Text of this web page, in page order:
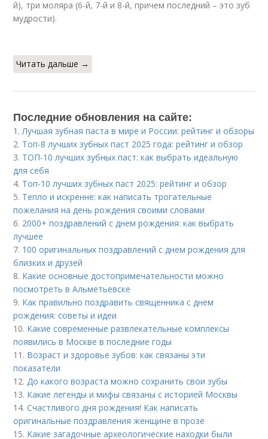
й), три моляра (6-й, 7-й и 8-й, причем последний – это зуб
мудрости).
Читать дальше →
Последние обновления на сайте:
1.Лучшая зубная паста в мире и России: рейтинг и обзоры
2. Топ-8 лучших зубных паст 2025 года: рейтинг и обзор
3. ТОП-10 лучших зубных паст: как выбрать идеальную
для себя
4. Топ-10 лучших зубных паст 2025: рейтинг и обзор
5. Тепло и искренне: как написать трогательные
пожелания на день рождения своими словами
6. 2000+ поздравлений с днем рождения: как выбрать
лучшее
7. 100 оригинальных поздравлений с днем рождения для
близких и друзей
8. Какие основные достопримечательности можно
посмотреть в Альметьевске
9. Как правильно поздравить священника с днем
рождения: советы и идеи
10. Какие современные развлекательные комплексы
появились в Москве в последние годы
11. Возраст и здоровье зубов: как связаны эти
показатели
12.До какого возраста можно сохранить свои зубы
13. Какие легенды и мифы связаны с историей Москвы
14.Счастливого дня рождения! Как написать
оригинальные поздравления женщине в прозе
15. Какие загадочные археологические находки были